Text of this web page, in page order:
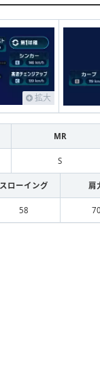
拡大
MR
S
スローイング 肩
58 70